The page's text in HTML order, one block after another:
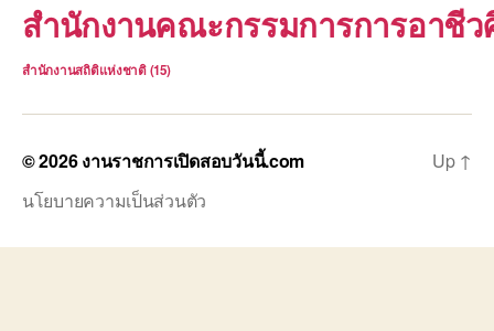
สำนักงานคณะกรรมการการอาชี
สำนักงานสถิติแห่งชาติ(15)
© 2026งานราชการเปิดสอบวันนี้.com
นโยบายความเป็นส่วนตัว
Up ↑